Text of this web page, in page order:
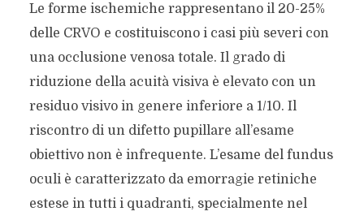
Le forme ischemiche rappresentano il 20-25%
delle CRVO e costituiscono i casi più severi con
una occlusione venosa totale. Il grado di
riduzione della acuità visiva è elevato con un
residuo visivo in genere inferiore a 1/10. Il
riscontro di un difetto pupillare all’esame
obiettivo non è infrequente. L’esame del fundus
oculi è caratterizzato da emorragie retiniche
estese in tutti i quadranti, specialmente nel